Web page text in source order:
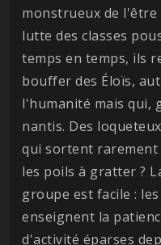
monstrueux de
lutte des classes
temps en temps, ils
bouffer des Éloïs,
l'humanité mais qui,
nantis. Des
qui sortent
les poils à gratter ?
groupe est facile :
enseignent la
d'activité éparses